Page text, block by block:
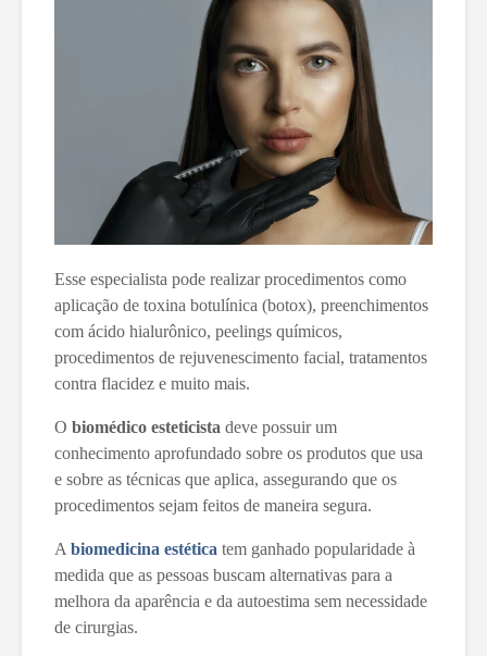
Esse especialista pode realizar procedimentos como
aplicação de toxina botulínica (botox), preenchimentos
com ácido hialurônico, peelings químicos,
procedimentos de rejuvenescimento facial, tratamentos
contra flacidez e muito mais.
O biomédico esteticista deve possuir um
conhecimento aprofundado sobre os produtos que usa
e sobre as técnicas que aplica, assegurando que os
procedimentos sejam feitos de maneira segura.
A biomedicina estética tem ganhado popularidade à
medida que as pessoas buscam alternativas para a
melhora da aparência e da autoestima sem necessidade
de cirurgias.